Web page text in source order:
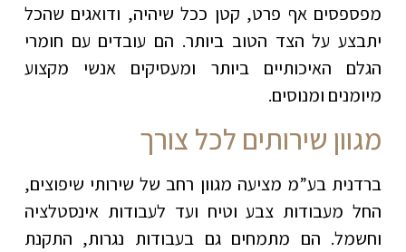
מפספסים אף פרט, קטן ככל שיהיה, ודואגים שהכל
יתבצע על הצד הטוב ביותר. הם עובדים עם חומרי
הגלם האיכותיים ביותר ומעסיקים אנשי מקצוע
מיומנים ומנוסים.
מגוון שירותים לכל צורך
ברדנית בע”מ מציעה מגוון רחב של שירותי שיפוצים,
החל מעבודות צבע וטיח ועד לעבודות אינסטלציה
וחשמל. הם מתמחים גם בעבודות נגרות, התקנת